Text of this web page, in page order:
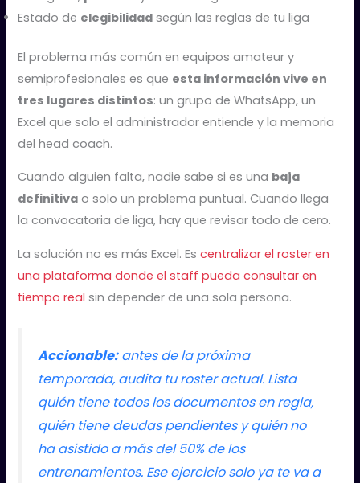
Estado de elegibilidad según las reglas de tu liga
El problema más común en equipos amateur y
semiprofesionales es que esta información vive en
tres lugares distintos: un grupo de WhatsApp, un
Excel que solo el administrador entiende y la memoria
del head coach.
Cuando alguien falta, nadie sabe si es una baja
definitiva o solo un problema puntual. Cuando llega
la convocatoria de liga, hay que revisar todo de cero.
La solución no es más Excel. Escentralizar el roster en
una plataforma donde el staff pueda consultar en
tiempo real sin depender de una sola persona.
Accionable:antes de la próxima
temporada, audita tu roster actual. Lista
quién tiene todos los documentos en regla,
quién tiene deudas pendientes y quién no
ha asistido a más del 50% de los
entrenamientos. Ese ejercicio solo ya te va a